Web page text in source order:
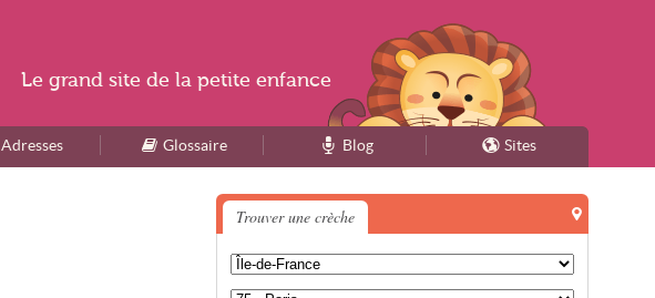
Adresses Glossaire Blog Sites
Trouver une crèche
Le grand site de la petite enfance